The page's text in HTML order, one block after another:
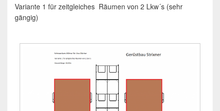
Variante 1 für zeitgleiches Räumen von 2 Lkw´s (sehr
gängig)